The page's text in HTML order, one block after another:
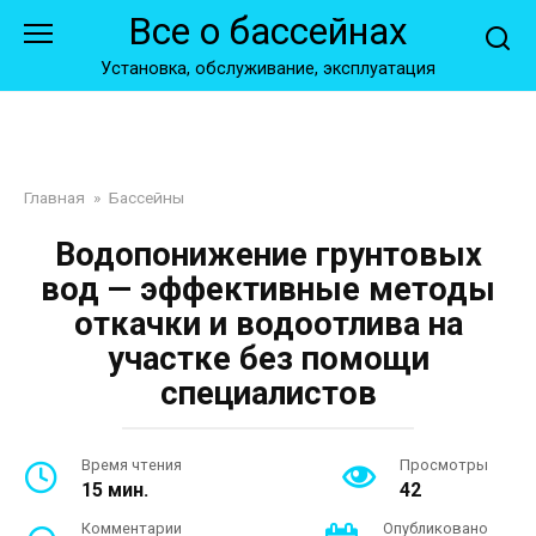
Все о бассейнах
Установка, обслуживание, эксплуатация
Главная » Бассейны
Водопонижение грунтовых
вод — эффективные методы
откачки и водоотлива на
участке без помощи
специалистов
Время чтения
15 мин.
Просмотры
42
Комментарии Опубликовано